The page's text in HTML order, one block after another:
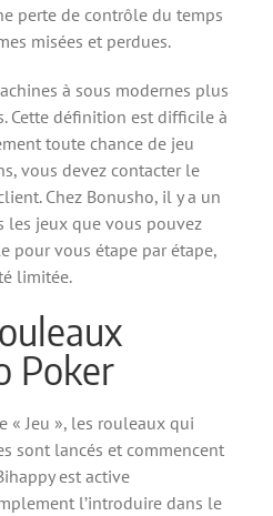
perte de contrôle du temps
misées et perdues.
à sous modernes plus
Cette définition est difficile à
toute chance de jeu
vous devez contacter le
Chez Bonusho, il y a un
les jeux que vous pouvez
pour vous étape par étape,
limitée.
Poker
« Jeu », les rouleaux qui
sont lancés et commencent
est active
l’introduire dans le